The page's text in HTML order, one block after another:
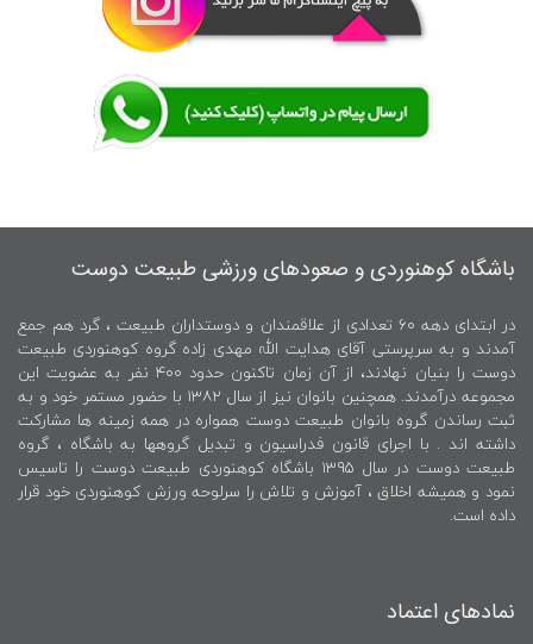
باشگاه کوهنوردی و صعودهای ورزشی طبیعت دوست
در ابتدای دهه ۶۰ تعدادی از علاقمندان و دوستداران طبیعت ، گرد هم جمع
آمدند و به سرپرستی آقای هدایت الله مهدی زاده گروه کوهنوردی طبیعت
دوست را بنیان نهادند، از آن زمان تاکنون حدود ۴۰۰ نفر به عضویت این
مجموعه درآمدند. همچنین بانوان نیز از سال ۱۳۸۲ با حضور مستمر خود و به
ثبت رساندن گروه بانوان طبیعت دوست همواره در همه زمینه ها مشارکت
داشته اند . با اجرای قانون فدراسیون و تبدیل گروهها به باشگاه ، گروه
طبیعت دوست در سال ۱۳۹۵ باشگاه کوهنوردی طبیعت دوست را تاسیس
نمود و همیشه اخلاق ، آموزش و تلاش را سرلوحه ورزش کوهنوردی خود قرار
داده است.
نمادهای اعتماد